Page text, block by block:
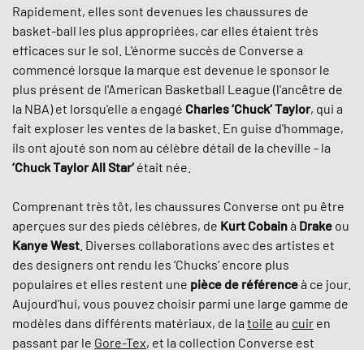
Rapidement, elles sont devenues les chaussures de
basket-ball les plus appropriées, car elles étaient très
efficaces sur le sol. L'énorme succès de Converse a
commencé lorsque la marque est devenue le sponsor le
plus présent de l'American Basketball League (l'ancêtre de
la NBA) et lorsqu'elle a engagé Charles ‘Chuck‘ Taylor, qui a
fait exploser les ventes de la basket. En guise d'hommage,
ils ont ajouté son nom au célèbre détail de la cheville - la
‘Chuck Taylor All Star‘ était née.
Comprenant très tôt, les chaussures Converse ont pu être
aperçues sur des pieds célèbres, de Kurt Cobainà Drake ou
Kanye West . Diverses collaborations avec des artistes et
des designers ont rendu les ‘Chucks‘ encore plus
populaires et elles restent une pièce de référenceà ce jour.
Aujourd'hui, vous pouvez choisir parmi une large gamme de
modèles dans différents matériaux, de la toile au cuir en
passant par le Gore-Tex, et la collection Converse est